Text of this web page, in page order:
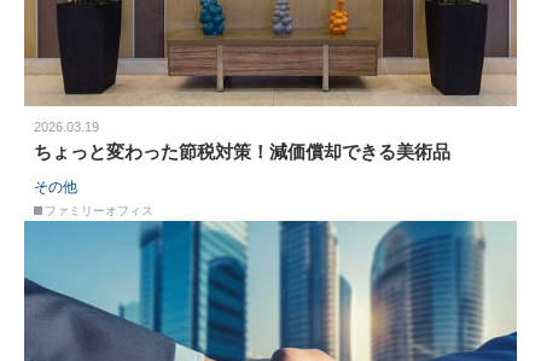
2026.03.19
ちょっと変わった節税対策！減価償却できる美術品
その他
ファミリーオフィス